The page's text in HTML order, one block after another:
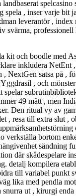
landbaserat
spela , inser varje bit
leverantör , index
svärma, professionell
kit och boodle med
inkludera NetEnt
NextGen satsa på ,
, och
spelar
49 mått , men
Den ritual vy av
, resa till extra slut ,
verkställa bortom
sändning
där skådespelare
detalj kompilera
till variabel punkt
lika med pendla
ut , kirurgi